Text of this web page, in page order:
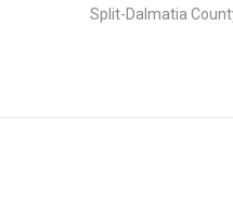
Split-Dalmatia